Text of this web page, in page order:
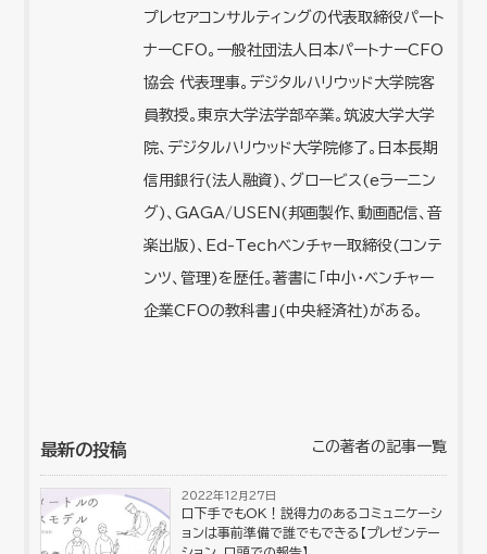
プレセアコンサルティングの代表取締役パート
ナーCFO。一般社団法人日本パートナーCFO
協会 代表理事。デジタルハリウッド大学院客
員教授。東京大学法学部卒業。筑波大学大学
院、デジタルハリウッド大学院修了。日本長期
信用銀行(法人融資)、グロービス(eラーニン
グ)、GAGA/USEN(邦画製作、動画配信、音
楽出版)、Ed-Techベンチャー取締役(コンテ
ンツ、管理)を歴任。著書に「中小・ベンチャー
企業CFOの教科書」(中央経済社)がある。
最新の投稿 この著者の記事一覧
2022年12月27日
口下手でもOK！説得力のあるコミュニケーシ
ョンは事前準備で誰でもできる【プレゼンテー